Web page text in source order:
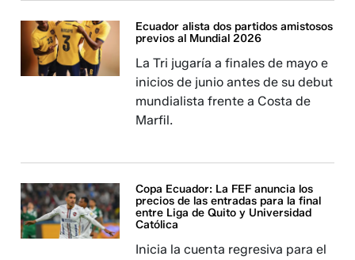
Ecuador alista dos partidos amistosos
previos al Mundial 2026
La Tri jugaría a finales de mayo e
inicios de junio antes de su debut
mundialista frente a Costa de
Marfil.
Copa Ecuador: La FEF anuncia los
precios de las entradas para la final
entre Liga de Quito y Universidad
Católica
Inicia la cuenta regresiva para el